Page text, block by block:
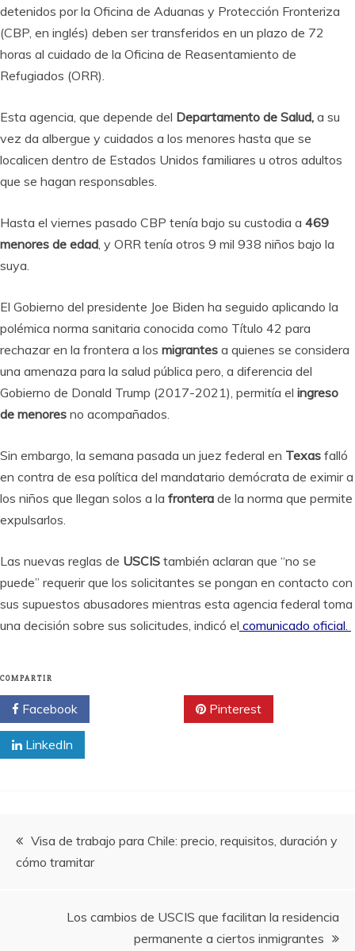
detenidos por la Oficina de Aduanas y Protección Fronteriza
(CBP, en inglés) deben ser transferidos en un plazo de 72
horas al cuidado de la Oficina de Reasentamiento de
Refugiados (ORR).
Esta agencia, que depende del Departamento de Salud, a su
vez da albergue y cuidados a los menores hasta que se
localicen dentro de Estados Unidos familiares u otros adultos
que se hagan responsables.
Hasta el viernes pasado CBP tenía bajo su custodia a 469
menores de edad , y ORR tenía otros 9 mil 938 niños bajo la
suya.
El Gobierno del presidente Joe Biden ha seguido aplicando la
polémica norma sanitaria conocida como Título 42 para
rechazar en la frontera a los migrantes a quienes se considera
una amenaza para la salud pública pero, a diferencia del
Gobierno de Donald Trump (2017-2021), permitía el ingreso
de menores no acompañados.
Sin embargo, la semana pasada un juez federal en Texas falló
en contra de esa política del mandatario demócrata de eximir a
los niños que llegan solos a la frontera de la norma que permite
expulsarlos.
Las nuevas reglas de USCIS también aclaran que “no se
puede” requerir que los solicitantes se pongan en contacto con
sus supuestos abusadores mientras esta agencia federal toma
una decisión sobre sus solicitudes, indicó el comunicado oficial.
COMPARTIR
Facebook Pinterest
LinkedIn
Navegación
de
entradas
Visa de trabajo para Chile: precio, requisitos, duración y
cómo tramitar
Los cambios de USCIS que facilitan la residencia
permanente a ciertos inmigrantes